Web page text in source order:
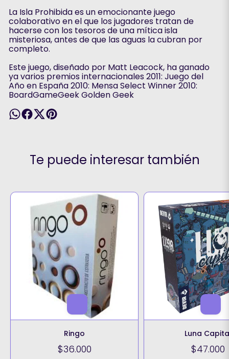
La Isla Prohibida es un emocionante juego
colaborativo en el que los jugadores tratan de
hacerse con los tesoros de una mítica isla
misteriosa, antes de que las aguas la cubran por
completo.
Este juego, diseñado por Matt Leacock, ha ganado
ya varios premios internacionales 2011: Juego del
Año en España 2010: Mensa Select Winner 2010:
BoardGameGeek Golden Geek
Te puede interesar también
Ringo
$36.000
Luna
$47.000